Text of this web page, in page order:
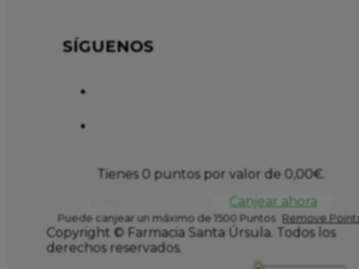
SÍGUENOS
Tienes 0 puntos por valor de 0,00€.
Canjear ahora
Puede canjear un máximo de 1500 Puntos Remove
Copyright © Farmacia Santa Úrsula. Todos los
derechos reservados.